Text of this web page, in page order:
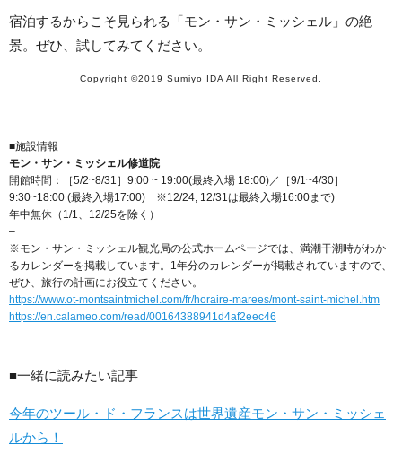
宿泊するからこそ見られる「モン・サン・ミッシェル」の絶
景。ぜひ、試してみてください。
Copyright ©2019 Sumiyo IDA All Right Reserved.
■施設情報
モン・サン・ミッシェル修道院
開館時間：［5/2~8/31］9:00 ~ 19:00(最終入場 18:00)／［9/1~4/30］
9:30~18:00 (最終入場17:00) ※12/24, 12/31は最終入場16:00まで)
年中無休（1/1、12/25を除く）
–
※モン・サン・ミッシェル観光局の公式ホームページでは、満潮干潮時がわか
るカレンダーを掲載しています。1年分のカレンダーが掲載されていますので、
ぜひ、旅行の計画にお役立てください。
https://www.ot-montsaintmichel.com/fr/horaire-marees/mont-saint-michel.htm
https://en.calameo.com/read/00164388941d4af2eec46
■一緒に読みたい記事
今年のツール・ド・フランスは世界遺産モン・サン・ミッシェ
ルから！